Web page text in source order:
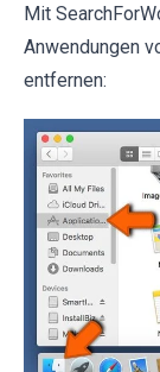
Mit
Anwendungen
entfernen: